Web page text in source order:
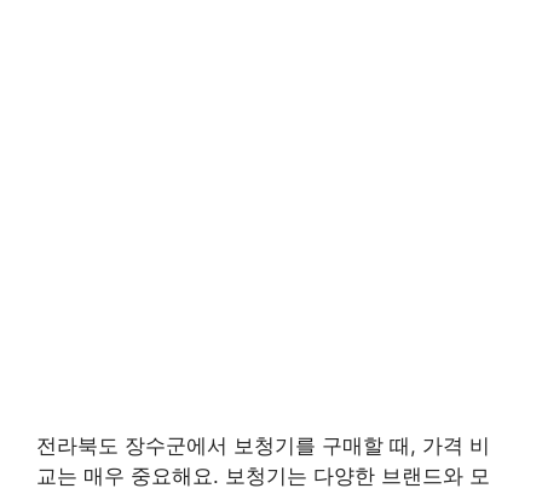
전라북도 장수군에서 보청기를 구매할 때, 가격 비
교는 매우 중요해요. 보청기는 다양한 브랜드와 모